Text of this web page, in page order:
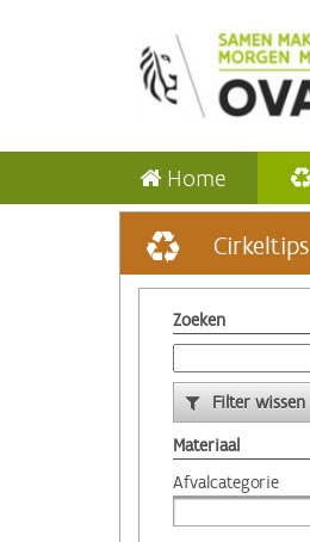
Home
Cirkeltips
Zoeken
Filter wissen
Materiaal
Afvalcategorie